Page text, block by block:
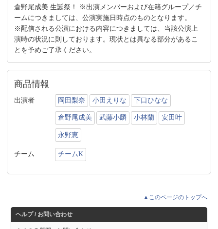
倉野尾成美 生誕祭！ ※出演メンバーおよび在籍グループ／チ
ームにつきましては、公演実施日時点のものとなります。
※配信される公演における内容につきましては、当該公演上
演時の状況に則しております。現状とは異なる部分があるこ
とを予めご了承ください。
商品情報
出演者 岡田梨奈 小田えりな 下口ひなな
倉野尾成美 武藤小麟 小林蘭 安田叶
永野恵
チーム チームK
▲このページのトップへ
ヘルプ / お問い合わせ